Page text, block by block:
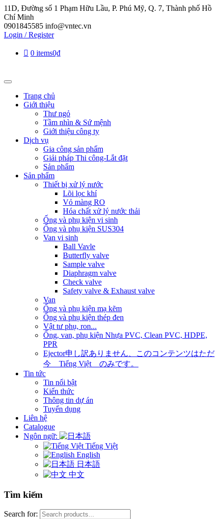
11D, Đường số 1 Phạm Hữu Lầu, P. Phú Mỹ, Q. 7, Thành phố Hồ
Chí Minh
0901845585 info@vntec.vn
Login / Register
0 items0₫
Trang chủ
Giới thiệu
Thư ngỏ
Tầm nhìn & Sứ mệnh
Giới thiệu công ty
Dịch vụ
Gia công sản phẩm
Giải pháp Thi công-Lắt đặt
Sản phẩm
Sản phẩm
Thiết bị xử lý nước
Lõi lọc khí
Vỏ màng RO
Hóa chất xử lý nước thải
Ống và phụ kiện vi sinh
Ống và phụ kiện SUS304
Van vi sinh
Ball Vavle
Butterfly valve
Sample valve
Diaphragm valve
Check valve
Safety valve & Exhaust valve
Van
Ống và phụ kiện mạ kẽm
Ống và phụ kiện thép đen
Vật tư phụ, ron...
Ống, van, phụ kiện Nhựa PVC, Clean PVC, HDPE,
PPR
Ejector申し訳ありません、このコンテンツはただ
今 Tiếng Việt のみです。
Tin tức
Tin nổi bật
Kiến thức
Thông tin dự án
Tuyển dụng
Liên hệ
Catalogue
Ngôn ngữ:
Tiếng Việt
English
日本語
中文
Tìm kiếm
Search for: